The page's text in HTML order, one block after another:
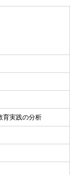
育実践の分析